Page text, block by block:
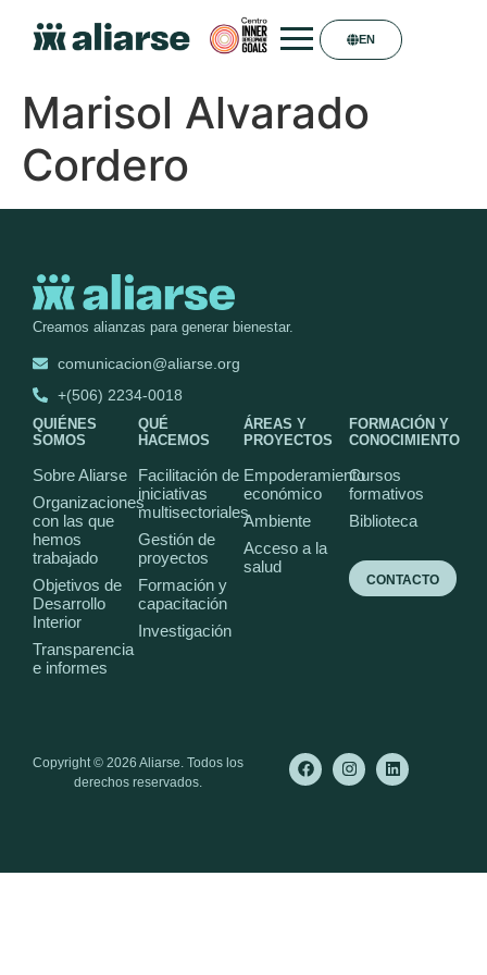
EN
Marisol Alvarado
Cordero
Creamos alianzas para generar bienestar.
comunicacion@aliarse.org
+(506) 2234-0018
QUIÉNES
SOMOS
Sobre Aliarse
Organizaciones
con las que
hemos
trabajado
Objetivos de
Desarrollo
Interior
Transparencia
e informes
QUÉ
HACEMOS
Facilitación de
iniciativas
multisectoriales
Gestión de
proyectos
Formación y
capacitación
Investigación
ÁREAS Y
PROYECTOS
Empoderamiento
económico
Ambiente
Acceso a la
salud
FORMACIÓN Y
CONOCIMIENTO
Cursos
formativos
Biblioteca
CONTACTO
Copyright © 2026 Aliarse. Todos los
derechos reservados.